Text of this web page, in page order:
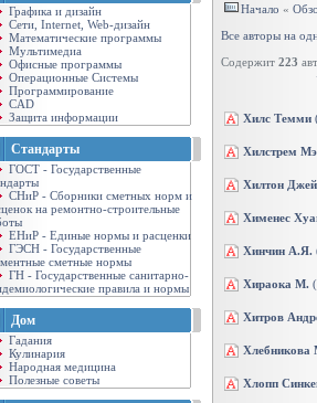
Графика и дизайн
Cети, Internet, Web-дизайн
Математические программы
Мультимедиа
Офисные программы
Операционные Системы
Программирование
CAD
Защита информации
Стандарты
ГОСТ - Государственные
CНиР - Сборники сметных норм и
на ремонтно-строительные
ЕНиР - Единые нормы и расценки
ГЭСН - Государственные
сметные нормы
ГН - Государственные санитарно-
правила и нормы
Дом
Гадания
Кулинария
Народная медицина
Полезные советы
Начало «
Все авторы на
Содержит 223
Хилс Темми
Хилстрем
Хилтон
Хименес
Хинчин А.Я.
Хираока М. (
Хитров
Хлебникова
Хлопп